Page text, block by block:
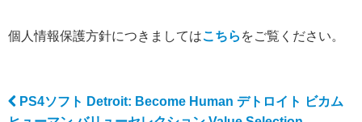
個人情報保護方針につきましてはこちら をご覧ください。
Post navigation
PS4ソフト Detroit: Become Human デトロイト ビカム